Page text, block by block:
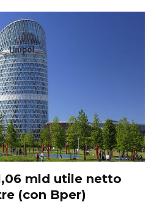
mld utile netto
(con Bper)